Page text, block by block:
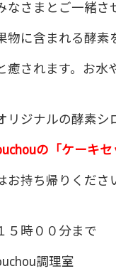
さまとご一緒さ
物に含まれる酵素
癒されます。お水
リジナルの酵素
の「ケーキセ
お持ち帰りくださ
時００分まで
調理室